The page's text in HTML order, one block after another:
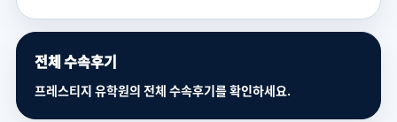
전체 수속후기
프레스티지 유학원의 전체 수속후기를 확인하세요.